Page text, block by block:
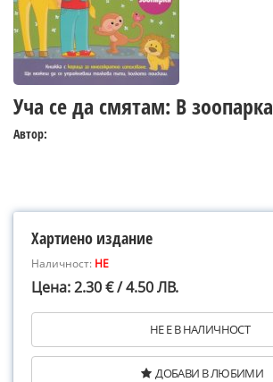
Уча се да смятам: В зоопарка
Автор:
Хартиено издание
Наличност: НЕ
Цена: 2.30 € / 4.50 ЛВ.
НЕ Е В НАЛИЧНОСТ
ДОБАВИ В ЛЮБИМИ